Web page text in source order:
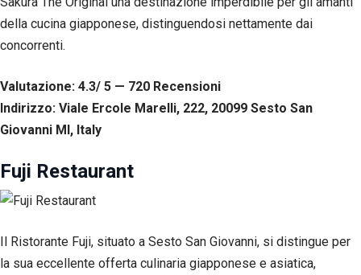
della cucina giapponese, distinguendosi nettamente dai
concorrenti.
Valutazione: 4.3/ 5 — 720 Recensioni
Indirizzo: Viale Ercole Marelli, 222, 20099 Sesto San
Giovanni MI, Italy
Fuji Restaurant
Il Ristorante Fuji, situato a Sesto San Giovanni, si distingue per
la sua eccellente offerta culinaria giapponese e asiatica,